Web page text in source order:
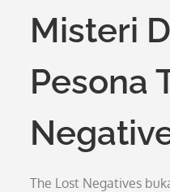
Misteri
Pesona
The Lost Negatives